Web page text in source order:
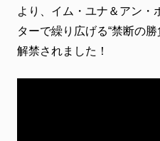
FC NEWS
より、イム・ユナ＆アン・
ターで繰り広げる“禁断の
解禁されました！